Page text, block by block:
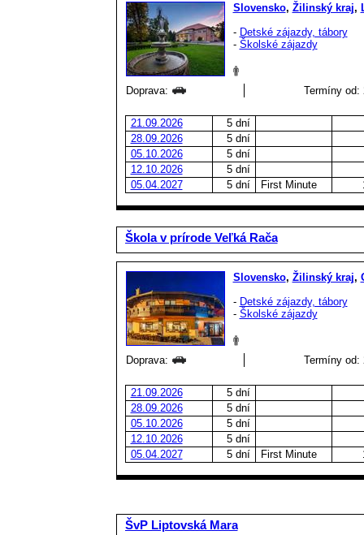
Slovensko, Žilinský kraj,
- Detské zájazdy, tábory
- Školské zájazdy
Doprava: Termíny od:
21.09.2026
5 dní
28.09.2026
5 dní
05.10.2026
5 dní
12.10.2026
5 dní
05.04.2027
5 dní First Minute
Škola v prírode Veľká Rača
Slovensko, Žilinský kraj,
- Detské zájazdy, tábory
- Školské zájazdy
Doprava: Termíny od:
21.09.2026
5 dní
28.09.2026
5 dní
05.10.2026
5 dní
12.10.2026
5 dní
05.04.2027
5 dní First Minute
ŠvP Liptovská Mara